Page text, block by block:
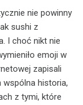
nie powinny
sushi z
I choć nikt nie
emoji w
zapisali
wspólna historia,
z tymi, które